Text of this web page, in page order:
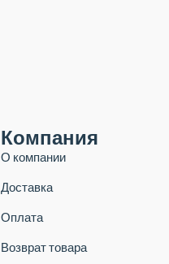
Компания
О компании
Доставка
Оплата
Возврат товара